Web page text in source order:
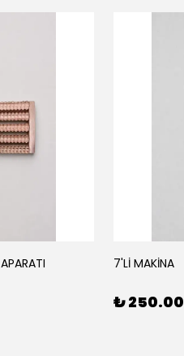
7'Lİ MAKİNA
₺ 250.00